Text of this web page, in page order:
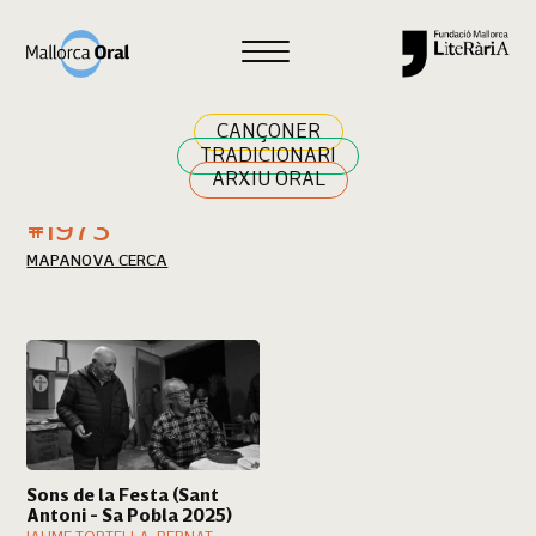
CANÇONER
TRADICIONARI
ARXIU ORAL
Cercar
Resultats cerca
#1973
MAPA NOVA CERCA
Sons de la Festa (Sant
Antoni - Sa Pobla 2025)